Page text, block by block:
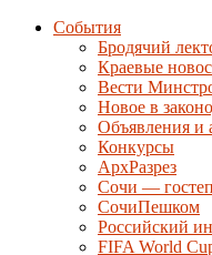
События
Бродячий
Краевые
Вести
Новое в
Объявления и
Конкурсы
АрхРазрез
Сочи —
СочиПешком
Российский
FIFA World